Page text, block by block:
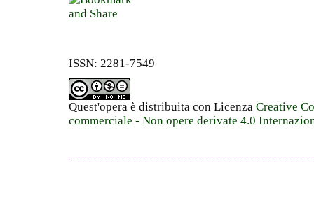
ISSN: 2281-7549
Quest'opera è distribuita con Licenza Creative
commerciale - Non opere derivate 4.0